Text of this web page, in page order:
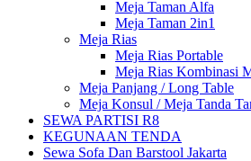
Meja Taman Alfa
Meja Taman 2in1
Meja Rias
Meja Rias Portable
Meja Rias Kombinasi
Meja Panjang / Long Table
Meja Konsul / Meja Tanda
SEWA PARTISI R8
KEGUNAAN TENDA
Sewa Sofa Dan Barstool Jakarta